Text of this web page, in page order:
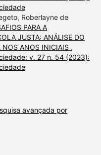
Roberlayne de
PARA A
JUSTA: ANÁLISE DO
NOS ANOS INICIAIS ,
v. 27 n. 54 (2023):
avançada por